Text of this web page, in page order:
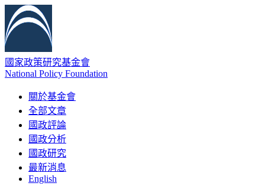
國家政策研究基金會
National Policy Foundation
關於基金會
全部文章
國政評論
國政分析
國政研究
最新消息
English